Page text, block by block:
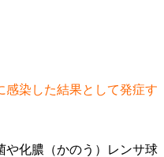
感染した結果として発症す
や化膿（かのう）レンサ球